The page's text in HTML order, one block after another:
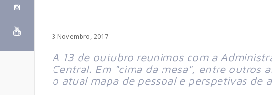
3 Novembro, 2017
A 13 de outubro reunimos com a
Central. Em "cima da mesa", entre outros
o atual mapa de pessoal e perspetivas de